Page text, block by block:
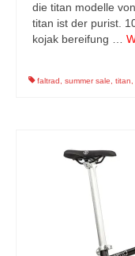
die titan modelle
titan ist der purist.
kojak bereifung …
faltrad summer sale titan